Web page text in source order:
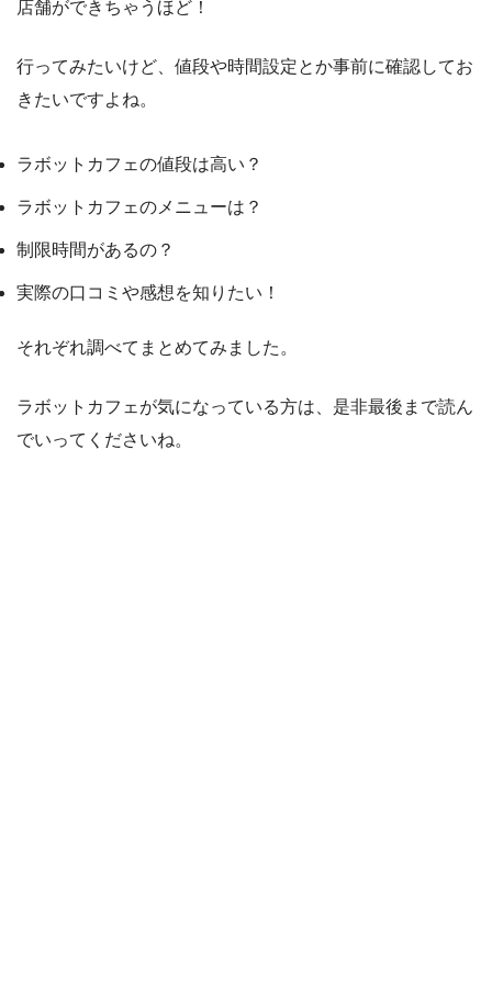
店舗ができちゃうほど！
行ってみたいけど、値段や時間設定とか事前に確認してお
きたいですよね。
ラボットカフェの値段は高い？
ラボットカフェのメニューは？
制限時間があるの？
実際の口コミや感想を知りたい！
それぞれ調べてまとめてみました。
ラボットカフェが気になっている方は、是非最後まで読ん
でいってくださいね。